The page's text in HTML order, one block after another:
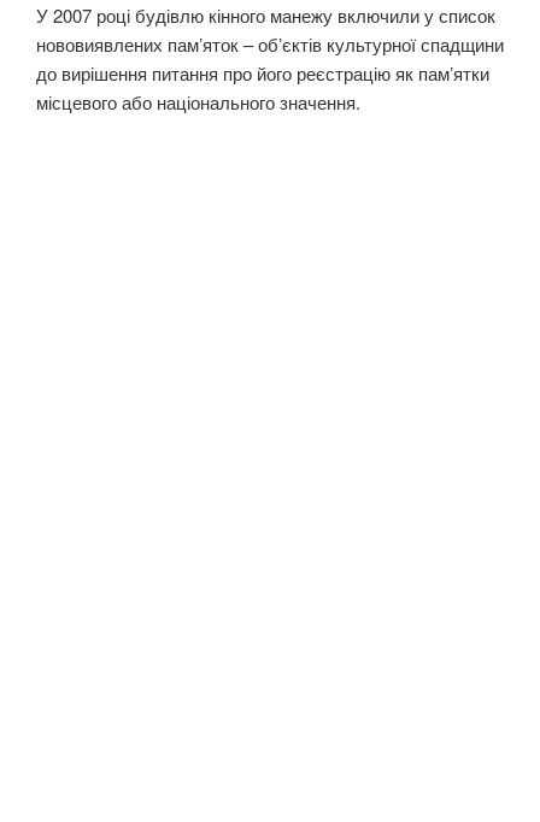
У 2007 році будівлю кінного манежу включили у список
нововиявлених памʼяток – обʼєктів культурної спадщини
до вирішення питання про його реєстрацію як памʼятки
місцевого або національного значення.